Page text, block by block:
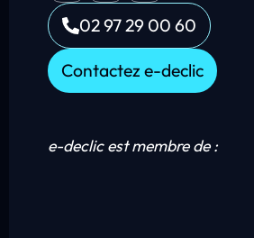
02 97 29 00 60
Contactez e-declic
e-declic est membre de :